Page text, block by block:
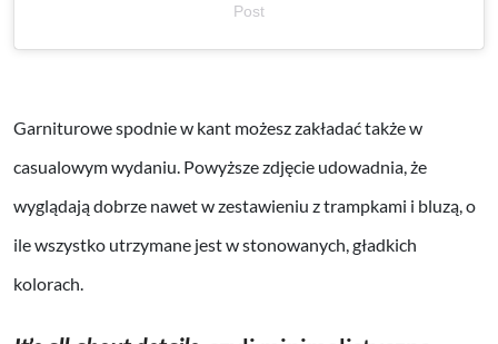
Post
Garniturowe spodnie w kant możesz zakładać także w
casualowym wydaniu. Powyższe zdjęcie udowadnia, że
wyglądają dobrze nawet w zestawieniu z trampkami i bluzą, o
ile wszystko utrzymane jest w stonowanych, gładkich
kolorach.